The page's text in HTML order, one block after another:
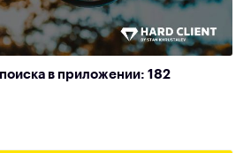
в приложении: 182